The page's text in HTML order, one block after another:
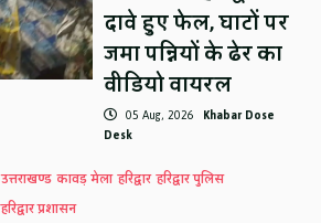
दावे हुए फेल, घाटों पर
जमा पन्नियों के ढेर का
वीडियो वायरल
05 Aug, 2026 Khabar Dose
Desk
उत्तराखण्ड कावड़ मेला हरिद्वार हरिद्वार पुलिस
हरिद्वार प्रशासन